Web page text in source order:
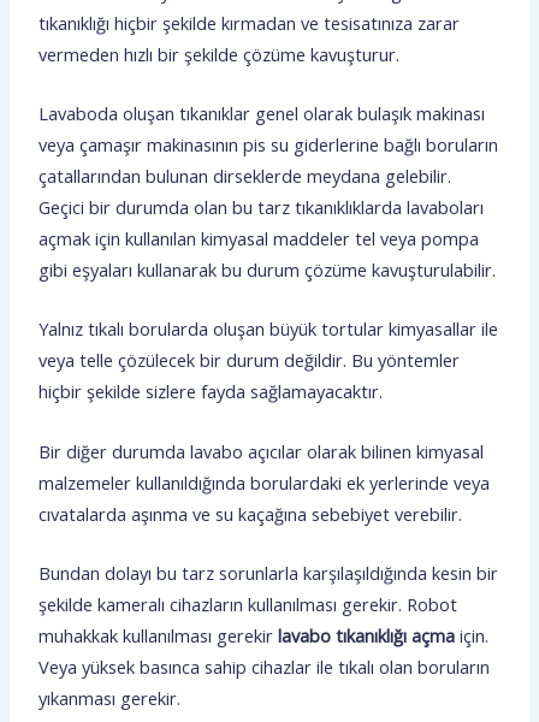
tıkanıklığı hiçbir şekilde kırmadan ve tesisatınıza zarar
vermeden hızlı bir şekilde çözüme kavuşturur.
Lavaboda oluşan tıkanıklar genel olarak bulaşık makinası
veya çamaşır makinasının pis su giderlerine bağlı boruların
çatallarından bulunan dirseklerde meydana gelebilir.
Geçici bir durumda olan bu tarz tıkanıklıklarda lavaboları
açmak için kullanılan kimyasal maddeler tel veya pompa
gibi eşyaları kullanarak bu durum çözüme kavuşturulabilir.
Yalnız tıkalı borularda oluşan büyük tortular kimyasallar ile
veya telle çözülecek bir durum değildir. Bu yöntemler
hiçbir şekilde sizlere fayda sağlamayacaktır.
Bir diğer durumda lavabo açıcılar olarak bilinen kimyasal
malzemeler kullanıldığında borulardaki ek yerlerinde veya
cıvatalarda aşınma ve su kaçağına sebebiyet verebilir.
Bundan dolayı bu tarz sorunlarla karşılaşıldığında kesin bir
şekilde kameralı cihazların kullanılması gerekir. Robot
muhakkak kullanılması gerekirlavabo tıkanıklığı açma için.
Veya yüksek basınca sahip cihazlar ile tıkalı olan boruların
yıkanması gerekir.